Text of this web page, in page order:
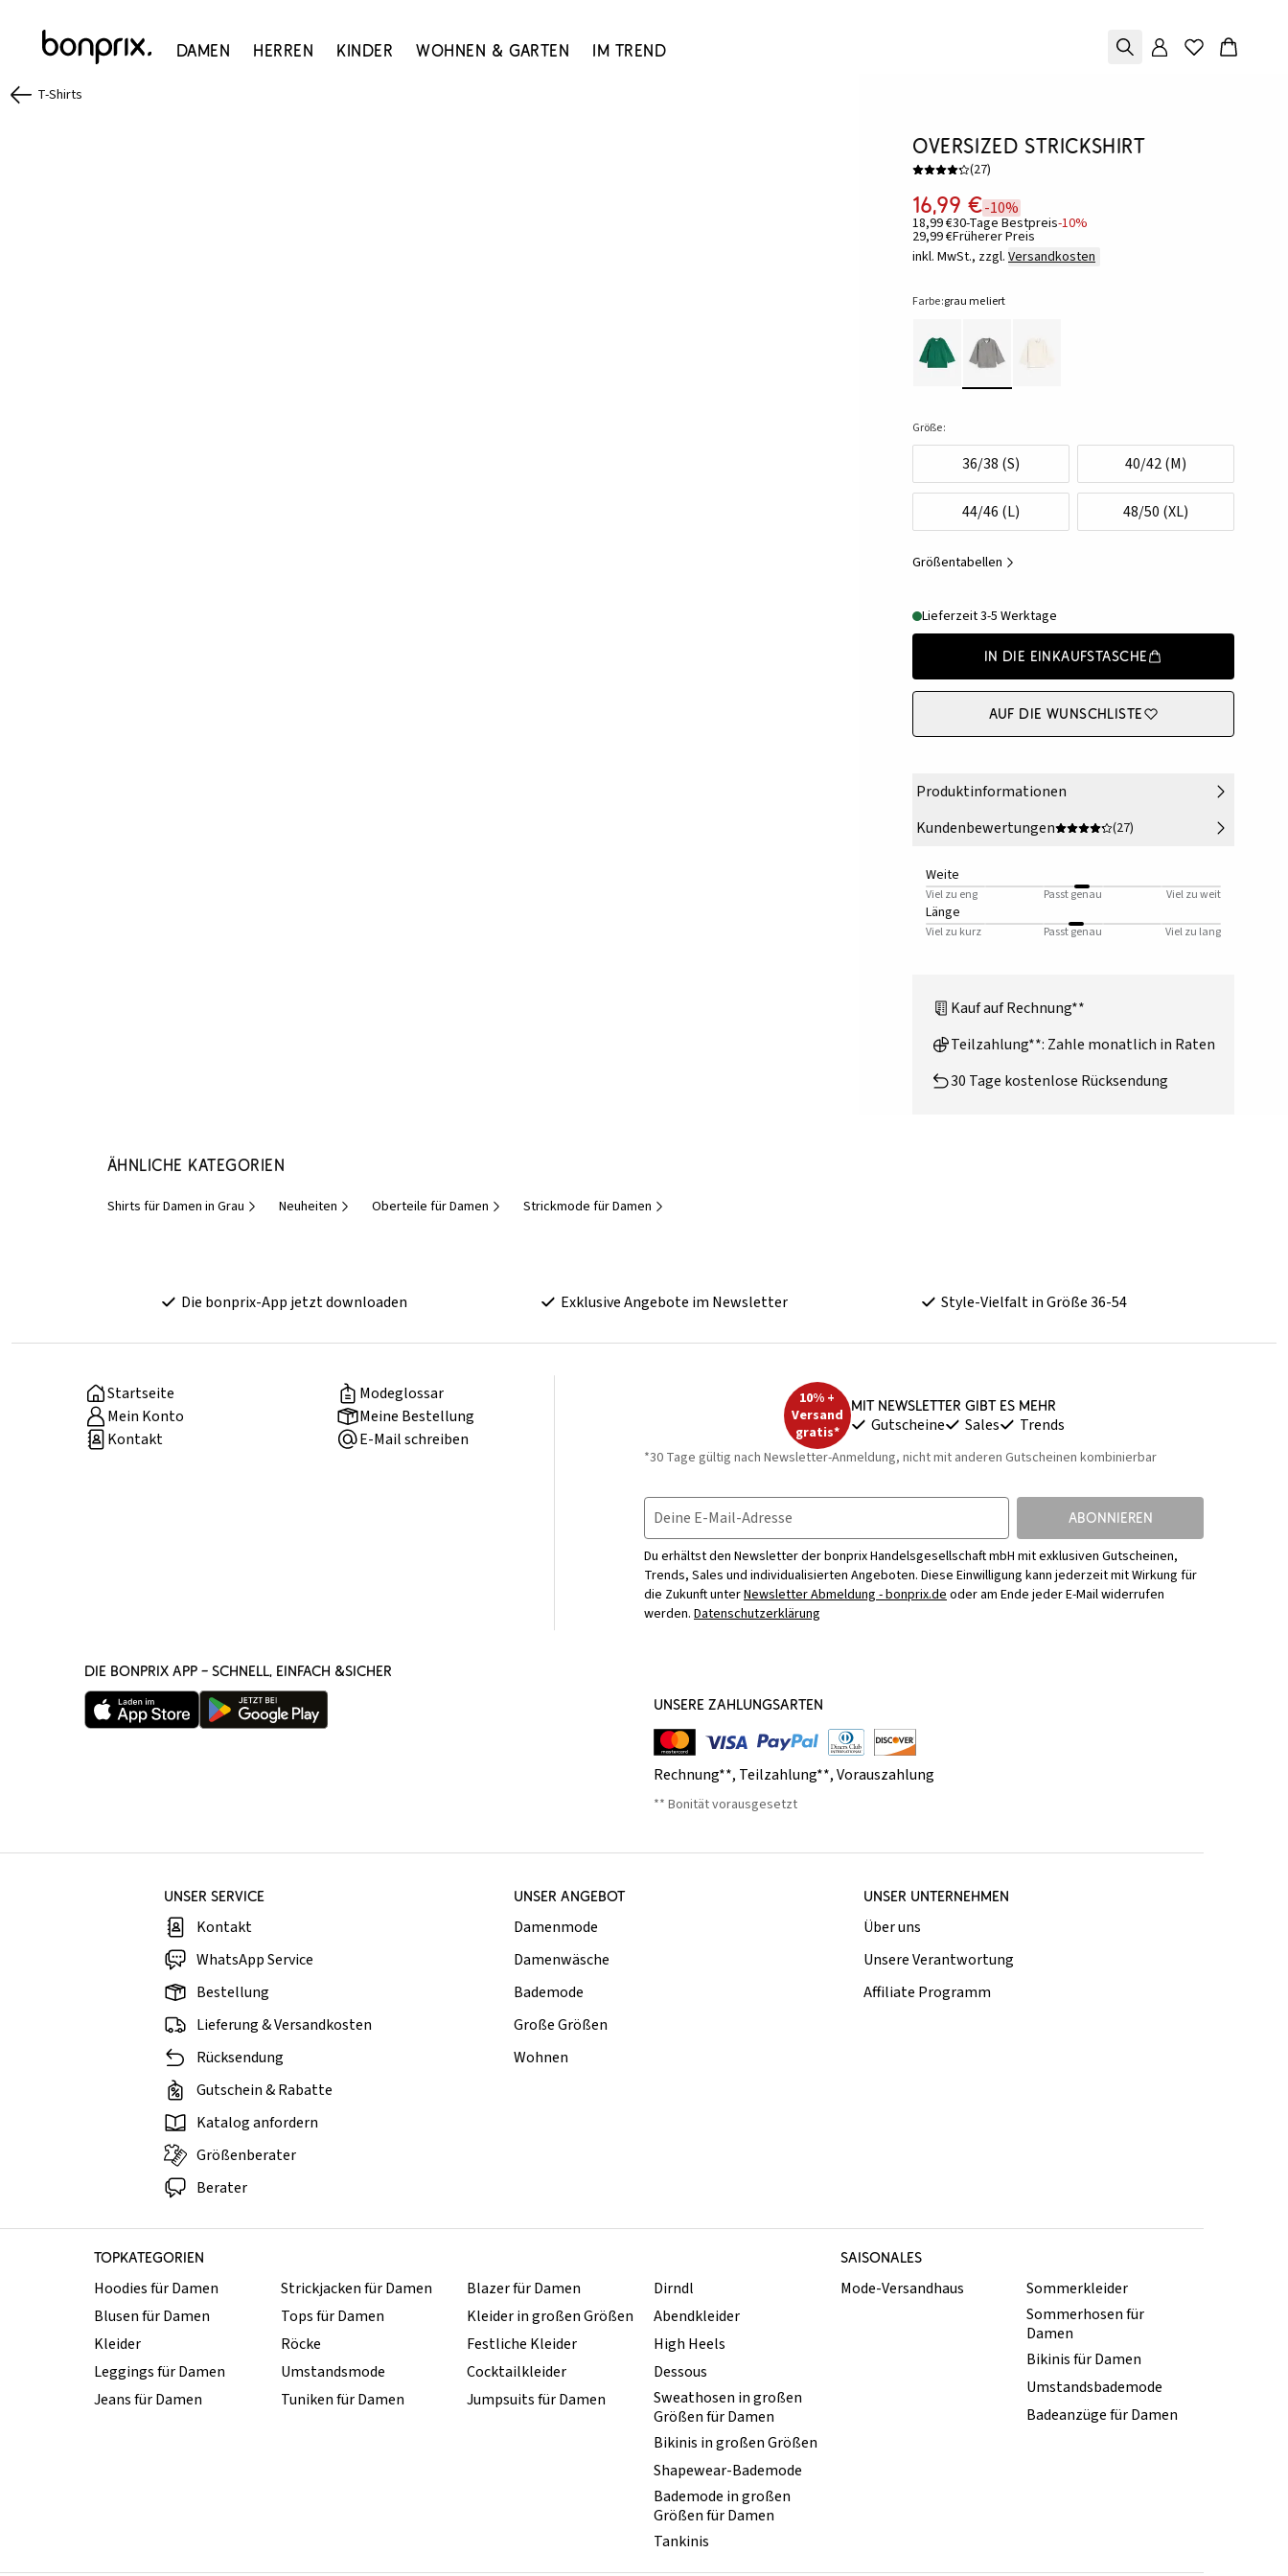
Damen Herren Kinder Wohnen & Garten Im Trend
T-Shirts
Oversized Strickshirt
(27)
16,99 €-10%
18,99 €30-Tage Bestpreis-10%
29,99 €Früherer Preis
inkl. MwSt., zzgl. Versandkosten
Farbe:grau meliert
Größe:
36/38 (S) 40/42 (M)
44/46 (L) 48/50 (XL)
Größentabellen
Lieferzeit 3-5 Werktage
In die Einkaufstasche
Auf die Wunschliste
Produktinformationen
Kundenbewertungen
(27)
Weite
Viel zu eng Passt genau Viel zu weit
Länge
Viel zu kurz Passt genau Viel zu lang
Kauf auf Rechnung**
Teilzahlung**: Zahle monatlich in Raten
30 Tage kostenlose Rücksendung
Ähnliche Kategorien
Shirts für Damen in Grau Neuheiten Oberteile für Damen Strickmode für Damen
Die bonprix-App jetzt downloaden Exklusive Angebote im Newsletter Style-Vielfalt in Größe 36-54
Startseite
Modeglossar
Mein Konto
Meine Bestellung
Kontakt
E-Mail schreiben
10% +
Versand
gratis*
Mit Newsletter gibt es mehr
Gutscheine Sales Trends
*30 Tage gültig nach Newsletter-Anmeldung, nicht mit anderen Gutscheinen kombinierbar
Deine E-Mail-Adresse ABONNIEREN
Du erhältst den Newsletter der bonprix Handelsgesellschaft mbH mit exklusiven Gutscheinen,
Trends, Sales und individualisierten Angeboten. Diese Einwilligung kann jederzeit mit Wirkung für
die Zukunft unterNewsletter Abmeldung - bonprix.deoder am Ende jeder E-Mail widerrufen
werden. Datenschutzerklärung
DIE BONPRIX APP – SCHNELL, EINFACH &SICHER
UNSERE ZAHLUNGSARTEN
Rechnung**, Teilzahlung**,Vorauszahlung
** Bonität vorausgesetzt
UNSER SERVICE
Kontakt
WhatsApp Service
Bestellung
Lieferung & Versandkosten
Rücksendung
Gutschein & Rabatte
Katalog anfordern
Größenberater
Berater
UNSER ANGEBOT
Damenmode
Damenwäsche
Bademode
Große Größen
Wohnen
UNSER UNTERNEHMEN
Über uns
Unsere Verantwortung
Affiliate Programm
TOPKATEGORIEN SAISONALES
Hoodies für Damen
Blusen für Damen
Kleider
Leggings für Damen
Jeans für Damen
Strickjacken für Damen
Tops für Damen
Röcke
Umstandsmode
Tuniken für Damen
Blazer für Damen
Kleider in großen Größen
Festliche Kleider
Cocktailkleider
Jumpsuits für Damen
Dirndl
Abendkleider
High Heels
Dessous
Sweathosen in großen
Größen für Damen
Mode-Versandhaus
Sommerkleider
Sommerhosen für
Damen
Bikinis für Damen
Umstandsbademode
Badeanzüge für Damen
Bikinis in großen Größen
Shapewear-Bademode
Bademode in großen
Größen für Damen
Tankinis